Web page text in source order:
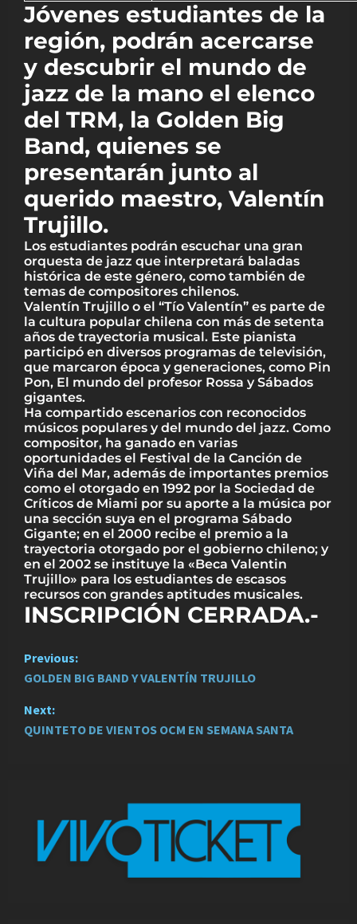
Jóvenes estudiantes de la
región, podrán acercarse
y descubrir el mundo de
jazz de la mano el elenco
del TRM, la Golden Big
Band, quienes se
presentarán junto al
querido maestro, Valentín
Trujillo.
Los estudiantes podrán escuchar una gran
orquesta de jazz que interpretará baladas
histórica de este género, como también de
temas de compositores chilenos.
Valentín Trujillo o el “Tío Valentín” es parte de
la cultura popular chilena con más de setenta
años de trayectoria musical. Este pianista
participó en diversos programas de televisión,
que marcaron época y generaciones, como Pin
Pon, El mundo del profesor Rossa y Sábados
gigantes.
Ha compartido escenarios con reconocidos
músicos populares y del mundo del jazz. Como
compositor, ha ganado en varias
oportunidades el Festival de la Canción de
Viña del Mar, además de importantes premios
como el otorgado en 1992 por la Sociedad de
Críticos de Miami por su aporte a la música por
una sección suya en el programa Sábado
Gigante; en el 2000 recibe el premio a la
trayectoria otorgado por el gobierno chileno; y
en el 2002 se instituye la «Beca Valentin
Trujillo» para los estudiantes de escasos
recursos con grandes aptitudes musicales.
INSCRIPCIÓN CERRADA.-
P
o
s
Previous:
GOLDEN BIG BAND Y VALENTÍN TRUJILLO
Next:
QUINTETO DE VIENTOS OCM EN SEMANA SANTA